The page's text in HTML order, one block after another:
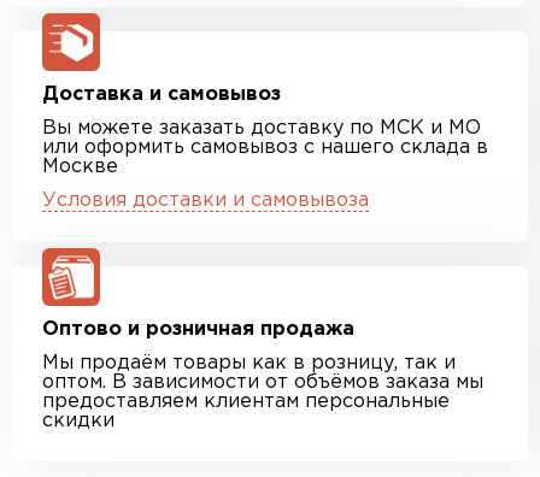
Доставка и самовывоз
Вы можете заказать доставку по МСК и МО
или оформить самовывоз с нашего склада в
Москве
Условия доставки и самовывоза
Оптово и розничная продажа
Мы продаём товары как в розницу, так и
оптом. В зависимости от объёмов заказа мы
предоставляем клиентам персональные
скидки